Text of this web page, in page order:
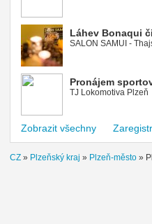
Láhev Bonaqui
SALON SAMUI -
Pronájem
TJ Lokomotiva Plzeň
Zobrazit všechny
CZ » Plzeňský kraj » Plzeň-město »